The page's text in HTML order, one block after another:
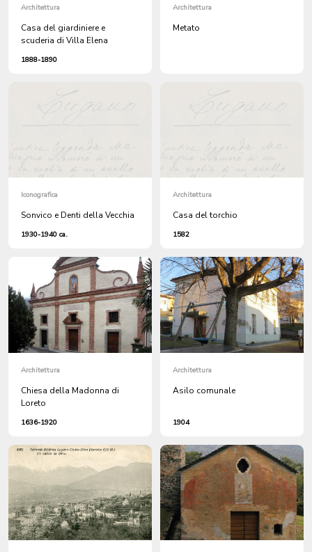
Architettura
Casa del giardiniere e
scuderia di Villa Elena
1888-1890
Architettura
Metato
Iconografica
Sonvico e Denti della Vecchia
1930-1940 ca.
Architettura
Casa del torchio
1582
Architettura
Chiesa della Madonna di
Loreto
1636-1920
Architettura
Asilo comunale
1904